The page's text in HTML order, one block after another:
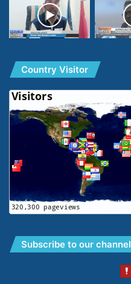
Country Visitor
Subscribe to our channel